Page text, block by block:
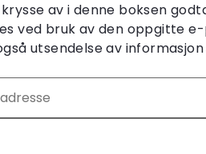
av i denne boksen
ved bruk av den oppgitte e-
utsendelse av